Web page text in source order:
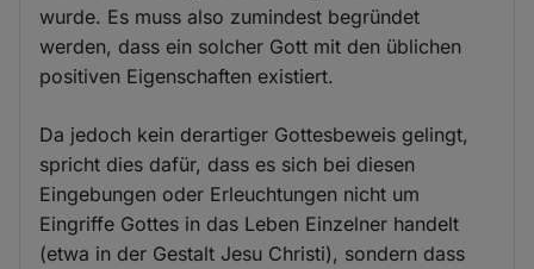
wurde. Es muss also zumindest begründet
werden, dass ein solcher Gott mit den üblichen
positiven Eigenschaften existiert.
Da jedoch kein derartiger Gottesbeweis gelingt,
spricht dies dafür, dass es sich bei diesen
Eingebungen oder Erleuchtungen nicht um
Eingriffe Gottes in das Leben Einzelner handelt
(etwa in der Gestalt Jesu Christi), sondern dass